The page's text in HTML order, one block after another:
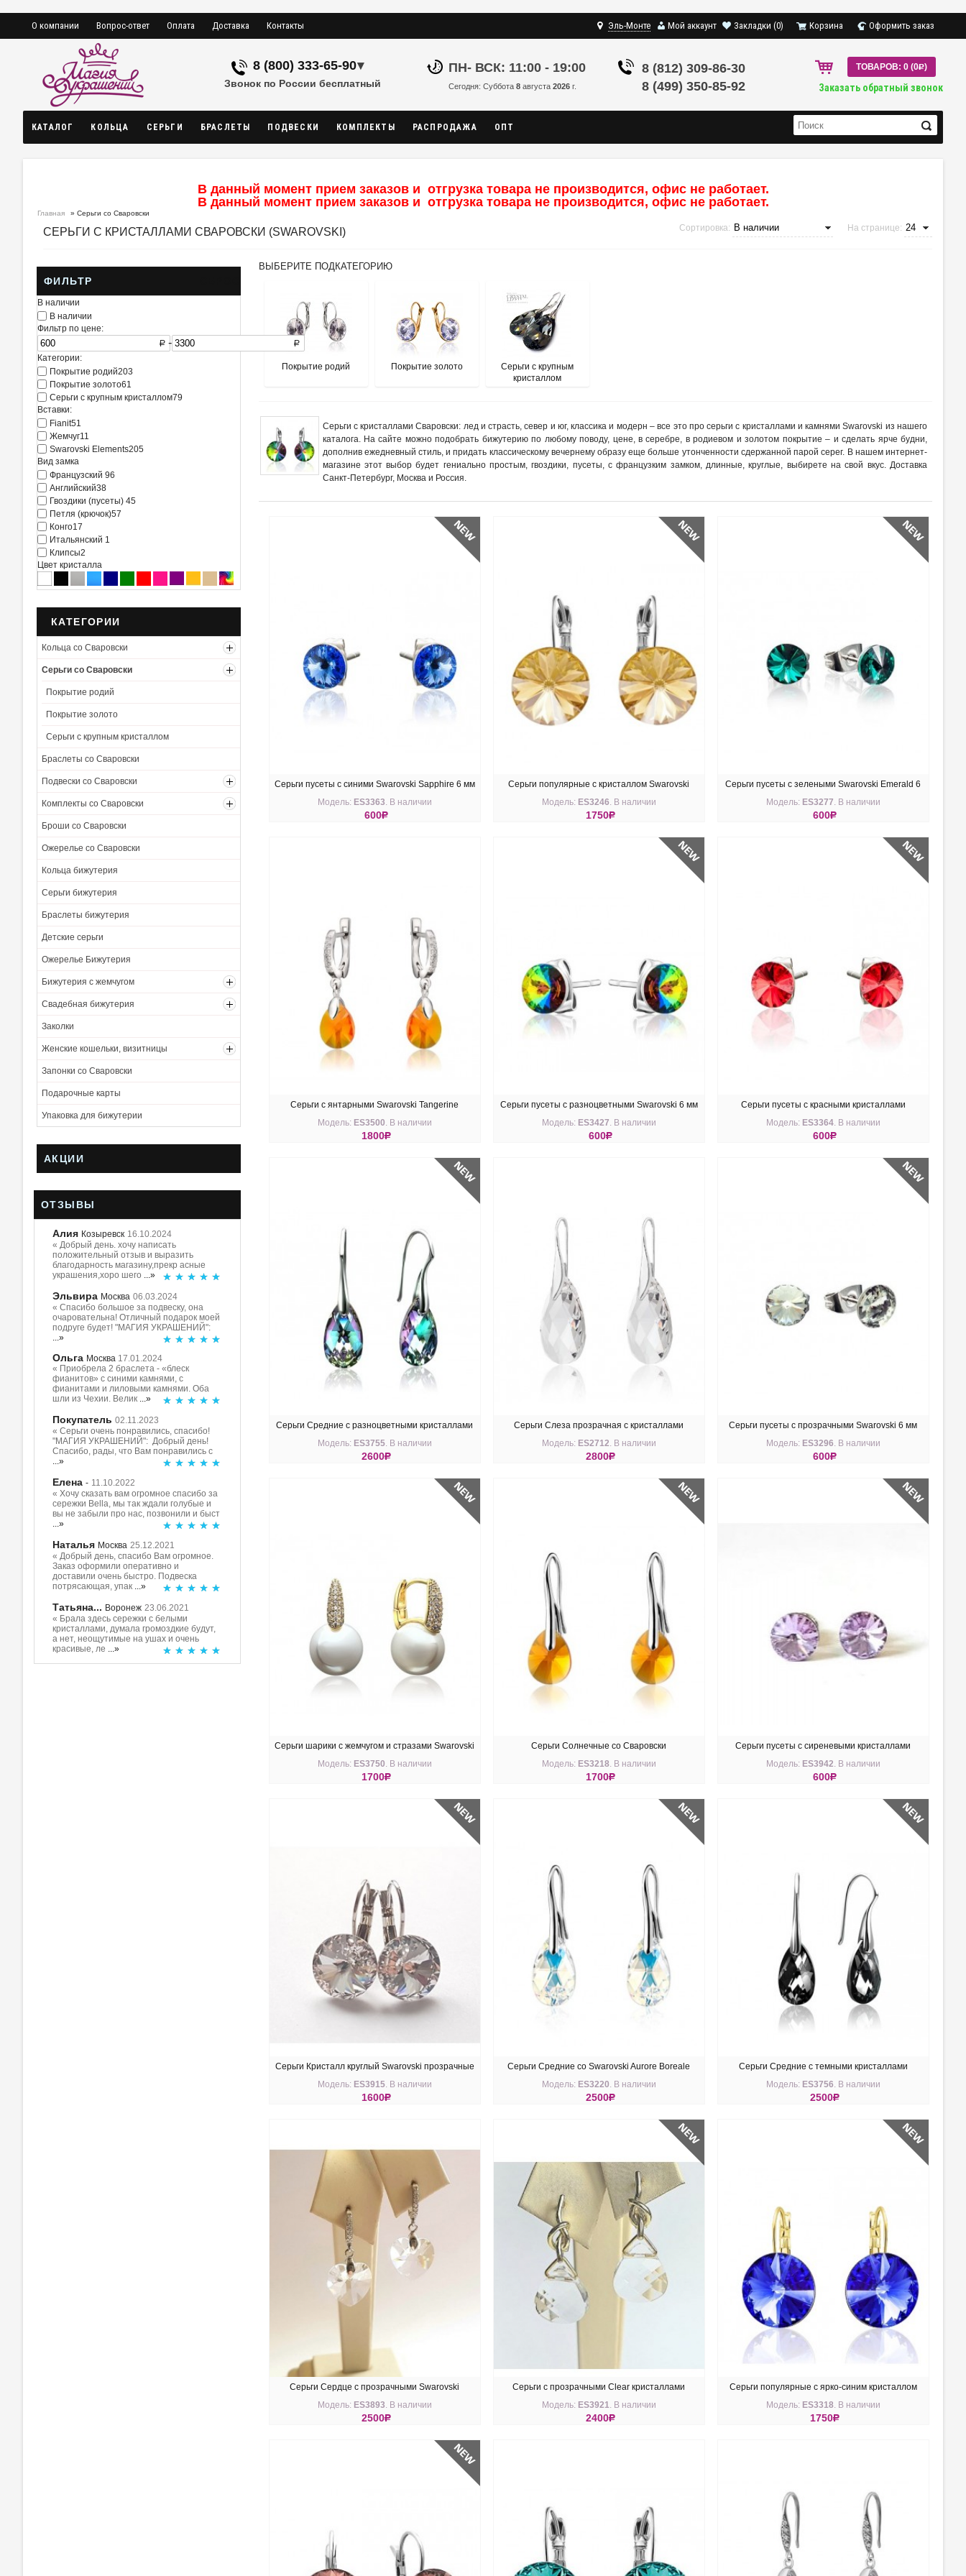
О компании Вопрос-ответ Оплата Доставка Контакты Мой аккаунт Закладки (0) Корзина Оформить заказ
Эль-Монте
8 (800) 333-65-90▾
Звонок по России бесплатный
ПН- ВСК: 11:00 - 19:00
Сегодня: Суббота 8 августа 2026 г.
8 (812) 309-86-30
8 (499) 350-85-92
ТОВАРОВ: 0 (0R)
Заказать обратный звонок
КАТАЛОГ КОЛЬЦА СЕРЬГИ БРАСЛЕТЫ ПОДВЕСКИ КОМПЛЕКТЫ РАСПРОДАЖА ОПТ
В данный момент прием заказов и отгрузка товара не производится, офис не работает.
В данный момент прием заказов и отгрузка товара не производится, офис не работает.
Главная » Серьги со Сваровски
СЕРЬГИ С КРИСТАЛЛАМИ СВАРОВСКИ (SWAROVSKI) На странице:
Сортировка:
ФИЛЬТР
В наличии
В наличии
Фильтр по цене:
R -
R
Категории:
Покрытие родий203
Покрытие золото61
Серьги с крупным кристаллом79
Вставки:
Fianit51
Жемчуг11
Swarovski Elements205
Вид замка
Французский 96
Английский38
Гвоздики (пусеты) 45
Петля (крючок)57
Конго17
Итальянский 1
Клипсы2
Цвет кристалла
КАТЕГОРИИ
Кольца со Сваровски
Серьги со Сваровски
Покрытие родий
Покрытие золото
Серьги с крупным кристаллом
Браслеты со Сваровски
Подвески со Сваровски
Комплекты со Сваровски
Броши со Сваровски
Ожерелье со Сваровски
Кольца бижутерия
Серьги бижутерия
Браслеты бижутерия
Детские серьги
Ожерелье Бижутерия
Бижутерия с жемчугом
Свадебная бижутерия
Заколки
Женские кошельки, визитницы
Запонки со Сваровски
Подарочные карты
Упаковка для бижутерии
АКЦИИ
ОТЗЫВЫ
Алия Козыревск 16.10.2024
« Добрый день. хочу написать
положительный отзыв и выразить
благодарность магазину,прекр асные
украшения,хоро шего ...»
Эльвира Москва 06.03.2024
« Спасибо большое за подвеску, она
очаровательна! Отличный подарок моей
подруге будет! "МАГИЯ УКРАШЕНИЙ":
...»
Ольга Москва 17.01.2024
« Приобрела 2 браслета - «блеск
фианитов» с синими камнями, с
фианитами и лиловыми камнями. Оба
шли из Чехии. Велик ...»
Покупатель 02.11.2023
« Серьги очень понравились, спасибо!
"МАГИЯ УКРАШЕНИЙ": Добрый день!
Спасибо, рады, что Вам понравились с
...»
Елена - 11.10.2022
« Хочу сказать вам огромное спасибо за
сережки Bella, мы так ждали голубые и
вы не забыли про нас, позвонили и быст
...»
Наталья Москва 25.12.2021
« Добрый день, спасибо Вам огромное.
Заказ оформили оперативно и
доставили очень быстро. Подвеска
потрясающая, упак ...»
Татьяна... Воронеж 23.06.2021
« Брала здесь сережки с белыми
кристаллами, думала громоздкие будут,
а нет, неощутимые на ушах и очень
красивые, ле ...»
ВЫБЕРИТЕ ПОДКАТЕГОРИЮ
Покрытие родий Покрытие золото
Серьги с крупным
кристаллом
Серьги с кристаллами Сваровски: лед и страсть, север и юг, классика и модерн – все это про серьги с кристаллами и камнями Swarovski из нашего
каталога. На сайте можно подобрать бижутерию по любому поводу, цене, в серебре, в родиевом и золотом покрытие – и сделать ярче будни,
дополнив ежедневный стиль, и придать классическому вечернему образу еще больше утонченности сдержанной парой серег. В нашем интернет-
магазине этот выбор будет гениально простым, гвоздики, пусеты, с французким замком, длинные, круглые, выбирете на свой вкус. Доставка
Санкт-Петербург, Москва и Россия.
Серьги пусеты с синими Swarovski Sapphire 6 мм
Модель: ES3363. В наличии
600R
Серьги популярные с кристаллом Swarovski
Янтарный
Модель: ES3246. В наличии
1750R
Серьги пусеты с зелеными Swarovski Emerald 6
мм
Модель: ES3277. В наличии
600R
Серьги с янтарными Swarovski Tangerine
Модель: ES3500. В наличии
1800R
Серьги пусеты с разноцветными Swarovski 6 мм
Модель: ES3427. В наличии
600R
Серьги пусеты с красными кристаллами
Swarovski 6 мм
Модель: ES3364. В наличии
600R
Серьги Средние с разноцветными кристаллами
Swarovski Vitral light 16 мм
Модель: ES3755. В наличии
2600R
Серьги Слеза прозрачная с кристаллами
Сваровски
Модель: ES2712. В наличии
2800R
Серьги пусеты с прозрачными Swarovski 6 мм
Модель: ES3296. В наличии
600R
Серьги шарики с жемчугом и стразами Swarovski
Модель: ES3750. В наличии
1700R
Серьги Солнечные со Сваровски
Модель: ES3218. В наличии
1700R
Серьги пусеты с сиреневыми кристаллами
Swarovski 6 мм
Модель: ES3942. В наличии
600R
Серьги Кристалл круглый Swarovski прозрачные
12 мм
Модель: ES3915. В наличии
1600R
Серьги Средние со Swarovski Aurore Boreale
Модель: ES3220. В наличии
2500R
Серьги Средние с темными кристаллами
Swarovski Silver night
Модель: ES3756. В наличии
2500R
Серьги Сердце с прозрачными Swarovski
Модель: ES3893. В наличии
2500R
Серьги с прозрачными Clear кристаллами
Swarovski в позолоте
Модель: ES3921. В наличии
2400R
Серьги популярные с ярко-синим кристаллом
Swarovski
Модель: ES3318. В наличии
1750R